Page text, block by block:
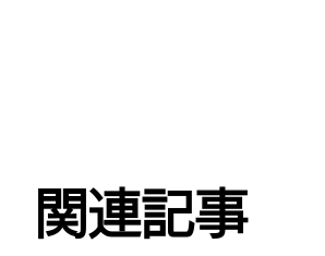
関連記事